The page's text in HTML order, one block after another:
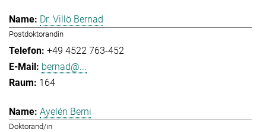
Dr. Villö Bernad
Postdoktorandin
+49 4522 763-452
bernad@...
164
Ayelén Berni
Doktorand/in